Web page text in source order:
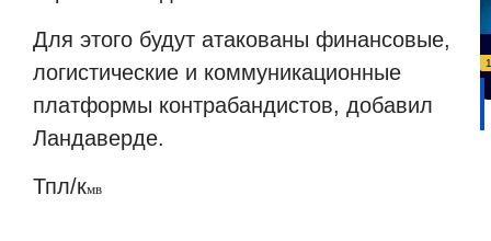
Для этого будут атакованы финансовые,
логистические и коммуникационные
платформы контрабандистов, добавил
Ландаверде.
Тпл/кмв